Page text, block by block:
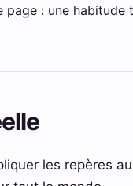
: une
les repères